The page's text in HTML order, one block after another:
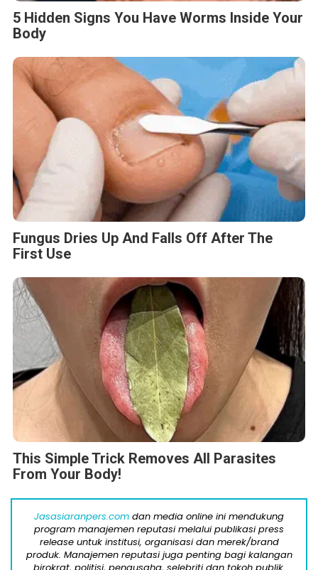
5 Hidden Signs You Have Worms Inside Your
Body
Fungus Dries Up And Falls Off After The
First Use
This Simple Trick Removes All Parasites
From Your Body!
Jasasiaranpers.com dan media online ini mendukung
program manajemen reputasi melalui publikasi press
release untuk institusi, organisasi dan merek/brand
produk. Manajemen reputasi juga penting bagi kalangan